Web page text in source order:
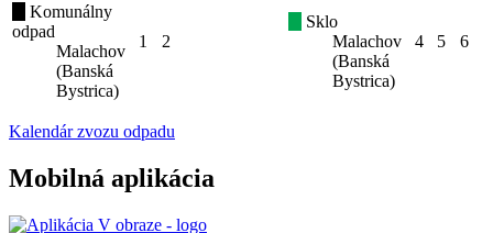
Komunálny
odpad
Malachov
(Banská
Bystrica)
1 2
Sklo
Malachov
(Banská
Bystrica)
4 5 6
Kalendár zvozu odpadu
Mobilná aplikácia